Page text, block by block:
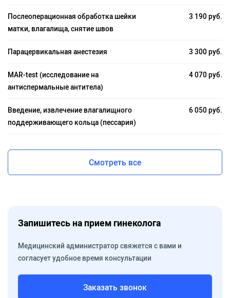
Послеоперационная обработка шейки
матки, влагалища, снятие швов
3 190 руб.
Парацервикальная анестезия 3 300 руб.
MAR-test (исследование на
антиспермальные антитела)
4 070 руб.
Введение, извлечение влагалищного
поддерживающего кольца (пессария)
6 050 руб.
Смотреть все
Запишитесь на прием гинеколога
Медицинский администратор свяжется с вами и
согласует удобное время консультации
Заказать звонок